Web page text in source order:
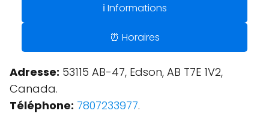
ℹ️ Informations
⏰ Horaires
Adresse: 53115 AB-47, Edson, AB T7E 1V2,
Canada.
Téléphone: 7807233977.